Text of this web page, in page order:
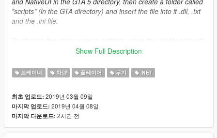
"scripts" (in the GTA directory) and insert the file into it .dll, .txt
and the .ini file.
under the appropriate sections.
UNIQUE menu features:
If you are in a vehicle with a point marked on the map, the
car will start to drive to the indicated marker.
Show Full Description
트레이너 차량 플레이어 무기 .NET
최초 업로드: 2019년 03월 09일
마지막 업로드: 2019년 04월 08일
마지막 다운로드: 2시간 전